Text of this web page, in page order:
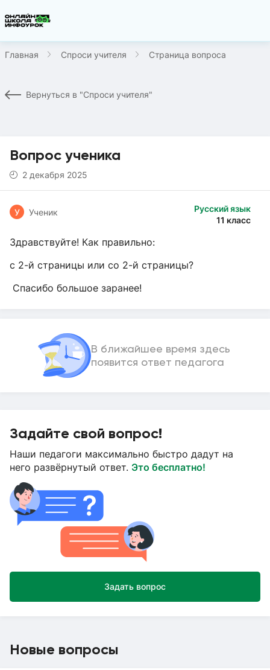
Главная Спроси учителя Страница вопроса
Вернуться в "Спроси учителя"
Вопрос ученика
2 декабря 2025
Русский язык
11 класс
У Ученик
Здравствуйте! Как правильно:
с 2-й страницы или со 2-й страницы?
Спасибо большое заранее!
В ближайшее время здесь
появится ответ педагога
Задайте свой вопрос!
Наши педагоги максимально быстро дадут на
него развёрнутый ответ. Это бесплатно!
Задать вопрос
Новые вопросы